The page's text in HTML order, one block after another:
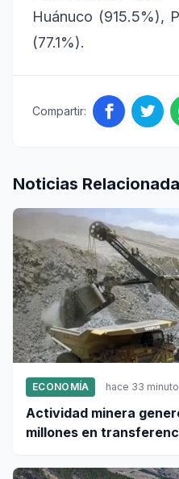
Huánuco (915.5%),
(77.1%).
Compartir:
Noticias
ECONOMÍA hace 33
Actividad minera
millones en